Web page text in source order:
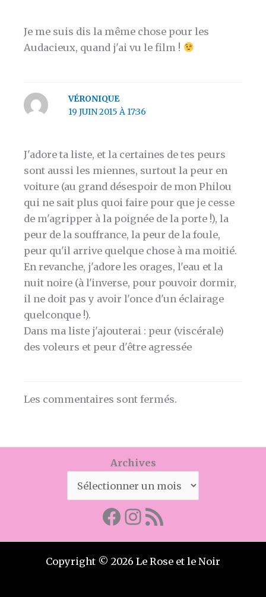
Je me suis dis la même chose pour les
Audacieux, quand j'ai vu le film !
VÉRONIQUE
19 JUIN 2015 À 17:36
J'adore ta liste, et la certaines de tes peurs
sont aussi les miennes, surtout la peur en
voiture (au grand désespoir de mon Philou
qui ne sait plus quoi faire pour que je cesse
de m'agripper à la poignée de la porte !), la
peur de la souffrance, la peur de la foule,
peur qu'il arrive quelque chose à ma moitié.
En revanche, j'adore les orages, l'eau et la
nuit noire (à l'inverse, pour pouvoir dormir,
il ne doit pas y avoir l'once d'un éclairage
quelconque !).
Dans ma liste j'ajouterai : peur (viscérale)
des voleurs et peur d'être agressée
Les commentaires sont fermés.
Archives
Facebook
Mon instagram
Abonnez-vous par RSS
Copyright © 2026 Le Rose et le Noir